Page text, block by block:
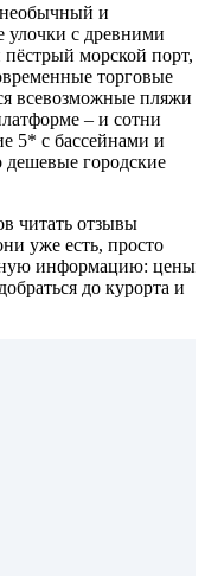
необычный и
улочки с древними
морской порт,
торговые
всевозможные пляжи
– и сотни
5* с бассейнами и
дешевые городские
читать отзывы
уже есть, просто
информацию: цены
до курорта и